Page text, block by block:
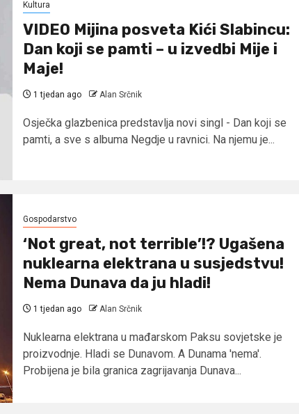
Kultura
VIDEO Mijina posveta Kići Slabincu:
Dan koji se pamti – u izvedbi Mije i
Maje!
1 tjedan ago Alan Srčnik
Osječka glazbenica predstavlja novi singl - Dan koji se
pamti, a sve s albuma Negdje u ravnici. Na njemu je...
Gospodarstvo
‘Not great, not terrible’!? Ugašena
nuklearna elektrana u susjedstvu!
Nema Dunava da ju hladi!
1 tjedan ago Alan Srčnik
Nuklearna elektrana u mađarskom Paksu sovjetske je
proizvodnje. Hladi se Dunavom. A Dunama 'nema'.
Probijena je bila granica zagrijavanja Dunava...